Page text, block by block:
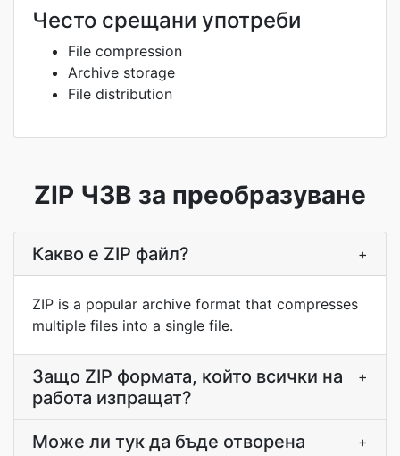
Често срещани употреби
File compression
Archive storage
File distribution
ZIP ЧЗВ за преобразуване
Какво е ZIP файл? +
ZIP is a popular archive format that compresses
multiple files into a single file.
Защо ZIP формата, който всички на
работа изпращат?
+
Може ли тук да бъде отворена
+